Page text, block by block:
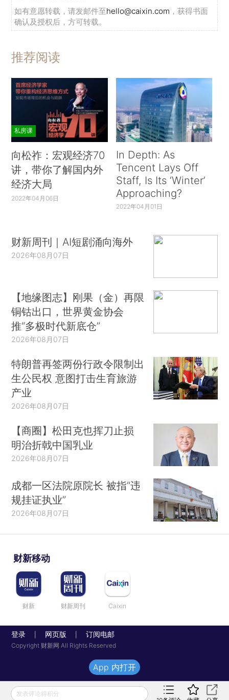
如有意愿转载，请发邮件至hello@caixin.com ，获得书面
确认及授权后，方可转载。
推荐阅读
私房课
向松祚：宏观经济70
讲，带你了解国内外
经济大局
2022年04月06日
In Depth: As
Tencent Lays Off
Staff, Is Its ‘Winter’
Approaching?
2022年04月01日
财新周刊｜AI短剧涌向海外
2026年08月07日
【地缘图志】刚果（金）再限
铜钴出口，世界黄金协会
推“多极时代新底仓”
2026年08月07日
特朗普再签两份行政令限制出
生公民权 意图打击生育旅游
产业
2026年08月07日
【商圈】松田克也挥刀止损
明治折戟中国乳业
2026年08月07日
成都一区法院原院长 被指“违
规挂证执业”
2026年08月07日
财新移动
财新 财新周刊 Caixin
登录 网页版 订阅电邮
Copyright 财新网 All Rights Reserved
发表评论得积分
App 内打开